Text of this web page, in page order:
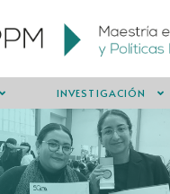
INVESTIGACIÓN